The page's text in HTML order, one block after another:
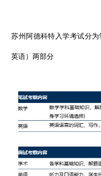
苏州阿德科特入学考试分为
英语）两部分